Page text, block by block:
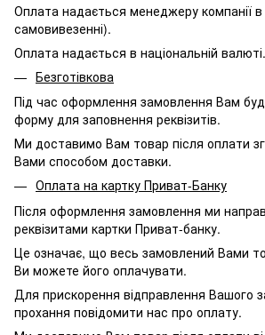
Оплата надається менеджеру компанії в
самовивезенні).
Оплата надається в національній валюті.
Безготівкова
Під час оформлення замовлення Вам
форму для заповнення реквізитів.
Ми доставимо Вам товар після оплати
Вами способом доставки.
Оплата на картку Приват-Банку
Після оформлення замовлення ми
реквізитами картки Приват-банку.
Це означає, що весь замовлений Вами
Ви можете його оплачувати.
Для прискорення відправлення Вашого
прохання повідомити нас про оплату.